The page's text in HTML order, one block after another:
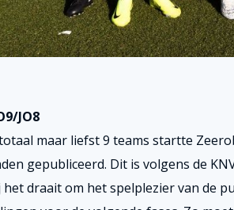
JO8
maar liefst 9 teams startte
gepubliceerd. Dit is volgens de
draait om het spelplezier van de